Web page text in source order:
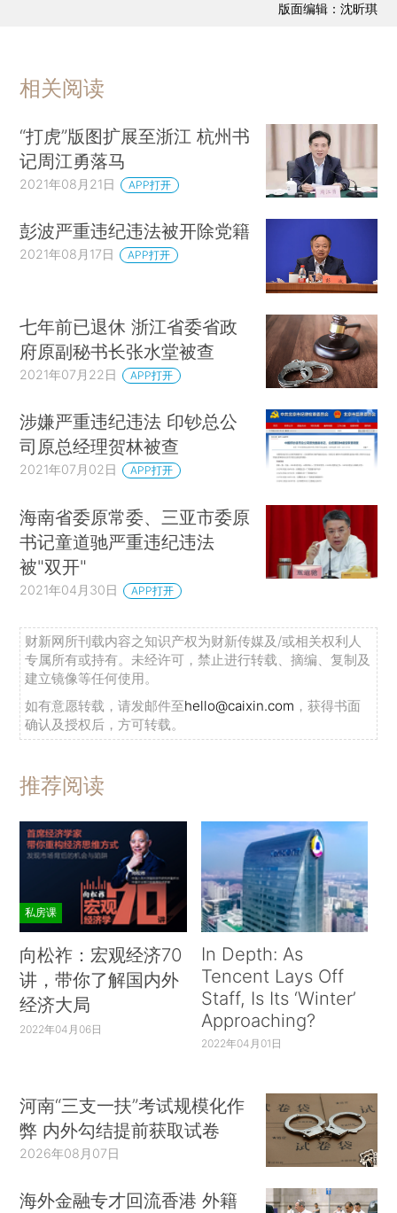
版面编辑：沈昕琪
相关阅读
“打虎”版图扩展至浙江 杭州书
记周江勇落马
2021年08月21日 APP打开
彭波严重违纪违法被开除党籍
2021年08月17日 APP打开
七年前已退休 浙江省委省政
府原副秘书长张水堂被查
2021年07月22日 APP打开
涉嫌严重违纪违法 印钞总公
司原总经理贺林被查
2021年07月02日 APP打开
海南省委原常委、三亚市委原
书记童道驰严重违纪违法
被"双开"
2021年04月30日 APP打开
财新网所刊载内容之知识产权为财新传媒及/或相关权利人
专属所有或持有。未经许可，禁止进行转载、摘编、复制及
建立镜像等任何使用。
如有意愿转载，请发邮件至hello@caixin.com ，获得书面
确认及授权后，方可转载。
推荐阅读
私房课
向松祚：宏观经济70
讲，带你了解国内外
经济大局
2022年04月06日
In Depth: As
Tencent Lays Off
Staff, Is Its ‘Winter’
Approaching?
2022年04月01日
河南“三支一扶”考试规模化作
弊 内外勾结提前获取试卷
2026年08月07日
海外金融专才回流香港 外籍